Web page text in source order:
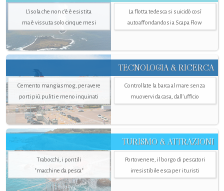
L’isola che non c'è è esistita
ma è vissuta solo cinque mesi
La flotta tedesca si suicidò così
autoaffondandosi a Scapa Flow
TECNOLOGIA & RICERCA
Cemento mangiasmog, per avere
porti più puliti e meno inquinati
Controllate la barca al mare senza
muovervi da casa, dall’ufficio
TURISMO & ATTRAZIONI
Trabocchi, i pontili
"macchine da pesca"
Portovenere, il borgo di pescatori
irresistibile esca per i turisti